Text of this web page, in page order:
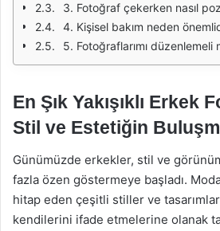
3. Fotoğraf çekerken nasıl
4. Kişisel bakım neden
5. Fotoğraflarımı düzenlemeli
En Şık Yakışıklı Erkek
Stil ve Estetiğin
Günümüzde erkekler, stil ve
fazla özen göstermeye başladı.
hitap eden çeşitli stiller ve
kendilerini ifade etmelerine olanak